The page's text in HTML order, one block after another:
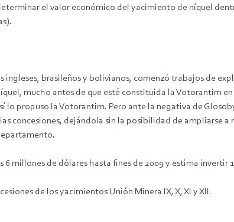
el valor económico del yacimiento de níquel
brasileños y bolivianos, comenzó trabajos de
mucho antes de que esté constituida la Votorantim en
lo propuso la Votorantim. Pero ante la negativa de
concesiones, dejándola sin la posibilidad de ampliarse a
millones de dólares hasta fines de 2009 y estima invertir
de los yacimientos Unión Minera IX, X, XI y XII.